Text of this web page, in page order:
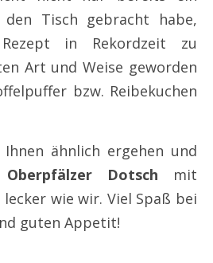
Tisch gebracht habe,
in Rekordzeit zu
Art und Weise geworden
bzw. Reibekuchen
ähnlich ergehen und
Oberpfälzer Dotsch mit
wie wir. Viel Spaß bei
guten Appetit!